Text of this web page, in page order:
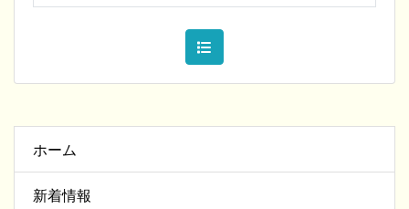
ホーム
新着情報